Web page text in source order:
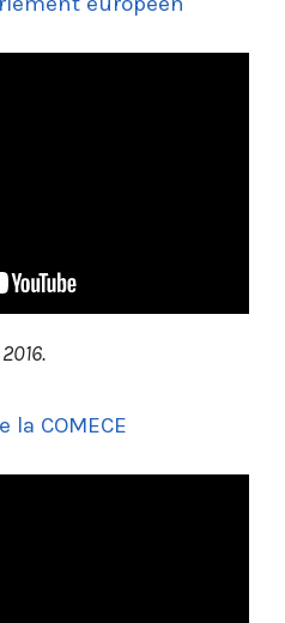
COMECE